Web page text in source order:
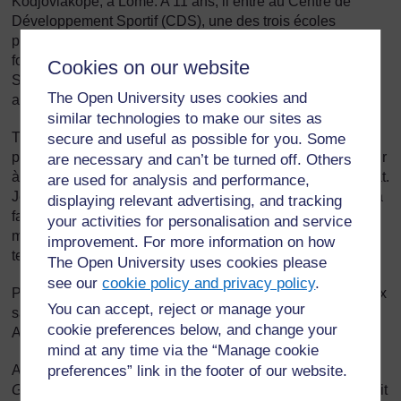
Cookies on our website
The Open University uses cookies and
similar technologies to make our sites as
secure and useful as possible for you. Some
are necessary and can’t be turned off. Others
are used for analysis and performance,
displaying relevant advertising, and tracking
your activities for personalisation and service
improvement. For more information on how
The Open University uses cookies please
see ourcookie policy and privacy policy.
You can accept, reject or manage your
cookie preferences below, and change your
mind at any time via the “Manage cookie
preferences” link in the footer of our website.
Développement Sportif (CDS), une des trois écoles
professionnelles de football du Togo. Il fait ses débuts de
footballeur en junior au sein du club de son quartier, le
Sporting Club de Lomé à Nyékonakpoé et à 14 ans, il joue
au foot pour l’équipe togolaise des moins de 15 ans.
Très tôt, il part en formation en France au FC Metz où il
passe deux saisons. De Francis De Taddeo, son entraîneur
à Metz, il dit: « Il a vu mon potentiel et il m'a offert un contrat.
Je n'avais que 15 ans et c'était difficile pour moi mais il m'a
fait comprendre qu'un jour, je deviendrai un grand joueur. Il
m'a aussi donné le meilleur conseil: garder les pieds sur
terre et rester moi-même, ne pas prendre la grosse tête. »
Puis il joue pour l'AS Monaco pendant un peu plus de deux
saisons avant de partir rejoindre l’équipe d’Arsenal en
Angleterre en janvier 2006.
Adebayor ne tarde pas à s'imposer au sein de l'effectif des
Gunners
où du joueur talentueux mais nonchalant qu'il était